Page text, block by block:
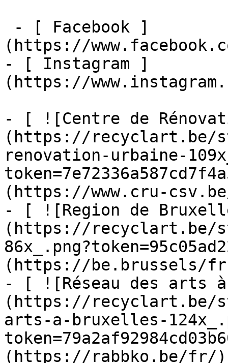
(https://
- [ Instagram ]
(https://
- [ ![Centre de
(https://recyclart.be/
renovation-urbaine-
(https://www.cru-
- [ ![Region de
(https://recyclart.be/
(https://be.brussels/
- [ ![Réseau des arts
(https://recyclart.be/
arts-a-bruxelles-
(https://rabbko.be/fr/)